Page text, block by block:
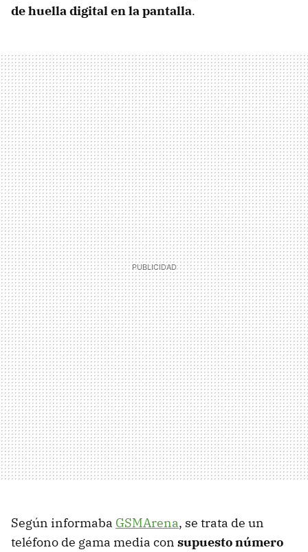
de huella digital en la pantalla.
Según informaba GSMArena, se trata de un
teléfono de gama media con supuesto número